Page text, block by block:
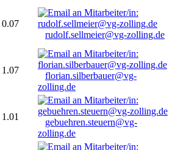
0.07
rudolf.sellmeier@vg-zolling.de
1.07
florian.silberbauer@vg-
zolling.de
1.01
gebuehren.steuern@vg-
zolling.de